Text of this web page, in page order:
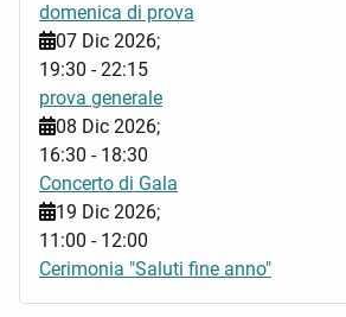
domenica di prova
07 Dic 2026;
19:30 -22:15
prova generale
08 Dic 2026;
16:30 - 18:30
Concerto di Gala
19 Dic 2026;
11:00 - 12:00
Cerimonia "Saluti fine anno"